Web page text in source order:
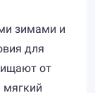
зимами и
для
от
мягкий